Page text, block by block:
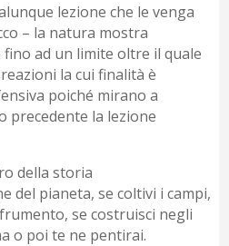
lezione che le venga
– la natura mostra
ad un limite oltre il quale
la cui finalità è
poiché mirano a
precedente la lezione
della storia
del pianeta, se coltivi i campi,
se costruisci negli
o poi te ne pentirai.